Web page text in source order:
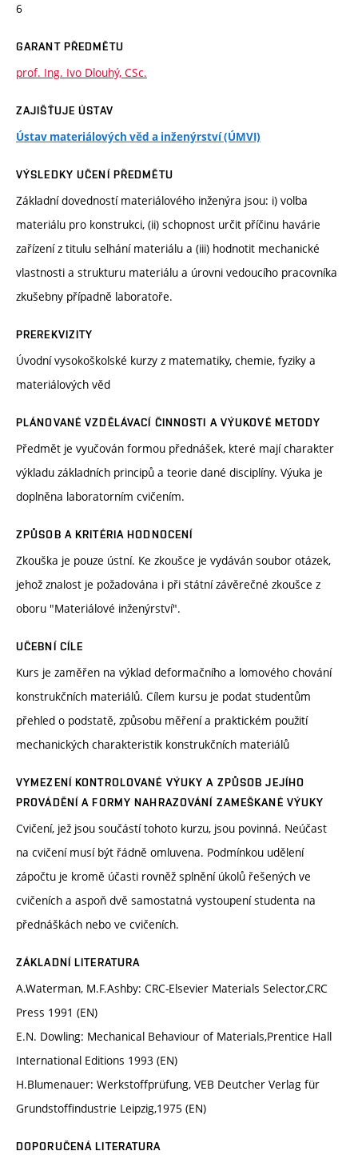
6
GARANT PŘEDMĚTU
prof. Ing. Ivo Dlouhý, CSc.
ZAJIŠŤUJE ÚSTAV
Ústav materiálových věd a inženýrství (ÚMVI)
VÝSLEDKY UČENÍ PŘEDMĚTU
Základní dovedností materiálového inženýra jsou: i) volba
materiálu pro konstrukci, (ii) schopnost určit příčinu havárie
zařízení z titulu selhání materiálu a (iii) hodnotit mechanické
vlastnosti a strukturu materiálu a úrovni vedoucího pracovníka
zkušebny případně laboratoře.
PREREKVIZITY
Úvodní vysokoškolské kurzy z matematiky, chemie, fyziky a
materiálových věd
PLÁNOVANÉ VZDĚLÁVACÍ ČINNOSTI A VÝUKOVÉ METODY
Předmět je vyučován formou přednášek, které mají charakter
výkladu základních principů a teorie dané disciplíny. Výuka je
doplněna laboratorním cvičením.
ZPŮSOB A KRITÉRIA HODNOCENÍ
Zkouška je pouze ústní. Ke zkoušce je vydáván soubor otázek,
jehož znalost je požadována i při státní závěrečné zkoušce z
oboru "Materiálové inženýrství".
UČEBNÍ CÍLE
Kurs je zaměřen na výklad deformačního a lomového chování
konstrukčních materiálů. Cílem kursu je podat studentům
přehled o podstatě, způsobu měření a praktickém použití
mechanických charakteristik konstrukčních materiálů
VYMEZENÍ KONTROLOVANÉ VÝUKY A ZPŮSOB JEJÍHO
PROVÁDĚNÍ A FORMY NAHRAZOVÁNÍ ZAMEŠKANÉ VÝUKY
Cvičení, jež jsou součástí tohoto kurzu, jsou povinná. Neúčast
na cvičení musí být řádně omluvena. Podmínkou udělení
zápočtu je kromě účasti rovněž splnění úkolů řešených ve
cvičeních a aspoň dvě samostatná vystoupení studenta na
přednáškách nebo ve cvičeních.
ZÁKLADNÍ LITERATURA
A.Waterman, M.F.Ashby: CRC-Elsevier Materials Selector,CRC
Press 1991 (EN)
E.N. Dowling: Mechanical Behaviour of Materials,Prentice Hall
International Editions 1993 (EN)
H.Blumenauer: Werkstoffprüfung, VEB Deutcher Verlag für
Grundstoffindustrie Leipzig,1975 (EN)
DOPORUČENÁ LITERATURA